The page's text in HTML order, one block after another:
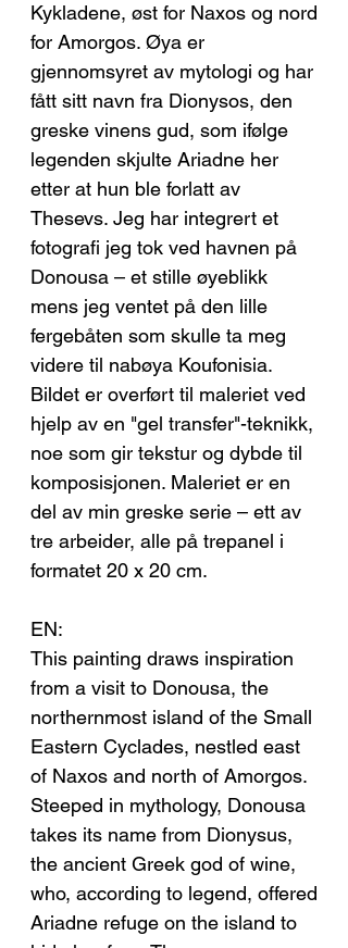
Kykladene, øst for Naxos og nord
for Amorgos. Øya er
gjennomsyret av mytologi og har
fått sitt navn fra Dionysos, den
greske vinens gud, som ifølge
legenden skjulte Ariadne her
etter at hun ble forlatt av
Thesevs. Jeg har integrert et
fotografi jeg tok ved havnen på
Donousa – et stille øyeblikk
mens jeg ventet på den lille
fergebåten som skulle ta meg
videre til nabøya Koufonisia.
Bildet er overført til maleriet ved
hjelp av en "gel transfer"-teknikk,
noe som gir tekstur og dybde til
komposisjonen. Maleriet er en
del av min greske serie – ett av
tre arbeider, alle på trepanel i
formatet 20 x 20 cm.
EN:
This painting draws inspiration
from a visit to Donousa, the
northernmost island of the Small
Eastern Cyclades, nestled east
of Naxos and north of Amorgos.
Steeped in mythology, Donousa
takes its name from Dionysus,
the ancient Greek god of wine,
who, according to legend, offered
Ariadne refuge on the island to